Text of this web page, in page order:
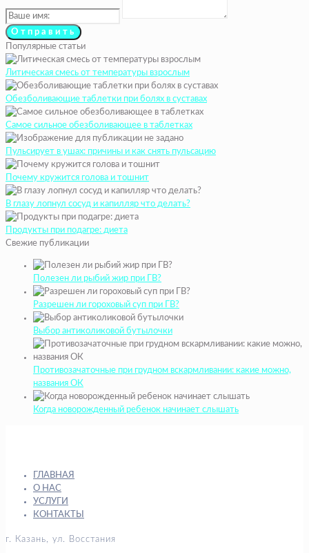
Популярные статьи
Литическая смесь от температуры взрослым
Обезболивающие таблетки при болях в суставах
Самое сильное обезболивающее в таблетках
Пульсирует в ушах: причины и как снять пульсацию
Почему кружится голова и тошнит
В глазу лопнул сосуд и капилляр что делать?
Продукты при подагре: диета
Свежие публикации
Полезен ли рыбий жир при ГВ?
Разрешен ли гороховый суп при ГВ?
Выбор антиколиковой бутылочки
Противозачаточные при грудном вскармливании: какие можно,
названия ОК
Когда новорожденный ребенок начинает слышать
ГЛАВНАЯ
О НАС
УСЛУГИ
КОНТАКТЫ
г. Казань, ул. Восстания